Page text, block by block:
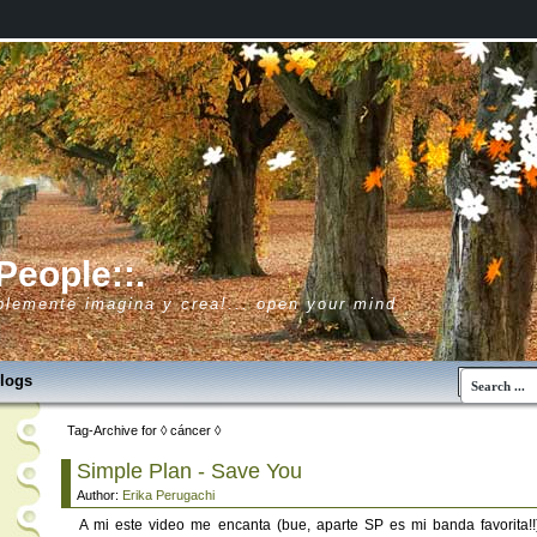
imagina y crea!... open your mind
Tag-Archive for ◊ cáncer ◊
Simple Plan - Save You
Author: Erika Perugachi
A mi este video me encanta (bue, aparte SP es mi banda